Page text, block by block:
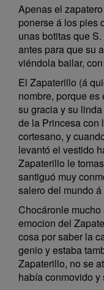
Apenas el
ponerse á los pies
unas botitas que
antes para que su
viéndola bailar,
El Zapaterillo (á
nombre, porque
su gracia y su
de la Princesa con
cortesano, y
levantó el vestido
Zapaterillo le
santiguó muy
salero del mundo
Chocáronle
emocion del
cosa por saber la
genio y estaba
Zapaterillo, no se
había conmovido y